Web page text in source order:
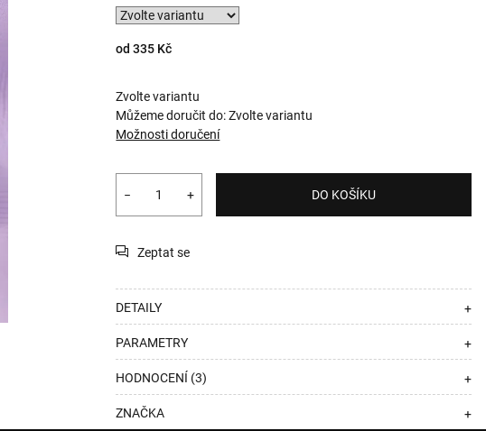
od335 Kč
Zvolte variantu
Můžeme doručit do: Zvolte variantu
Možnosti doručení
+
− DO KOŠÍKU
Zeptat se
DETAILY +
PARAMETRY +
HODNOCENÍ (3) +
ZNAČKA +